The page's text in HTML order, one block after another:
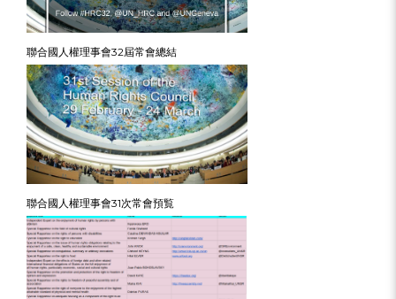
聯合國人權理事會32屆常會總結
聯合國人權理事會31次常會預覧